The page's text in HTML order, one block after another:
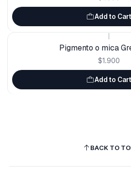
Add to Cart
Pigmento o mica
$1.900
Add to Cart
BACK TO